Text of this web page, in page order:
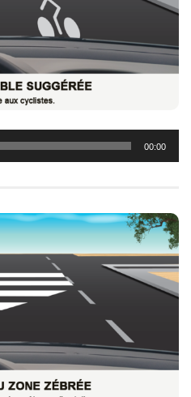
00:00